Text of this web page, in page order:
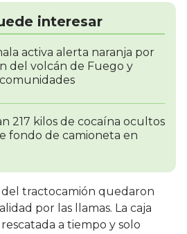
interesar
activa alerta naranja por
del volcán de Fuego y
217 kilos de cocaína ocultos
fondo de camioneta en
del tractocamión quedaron
por las llamas. La caja
a tiempo y solo